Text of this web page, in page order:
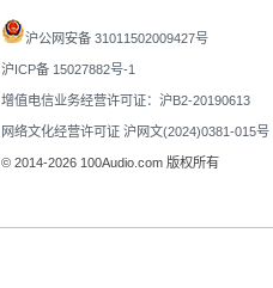
沪公网安备 31011502009427号
沪ICP备 15027882号-1
增值电信业务经营许可证：沪B2-20190613
网络文化经营许可证 沪网文(2024)0381-015号
© 2014-2026 100Audio.com 版权所有